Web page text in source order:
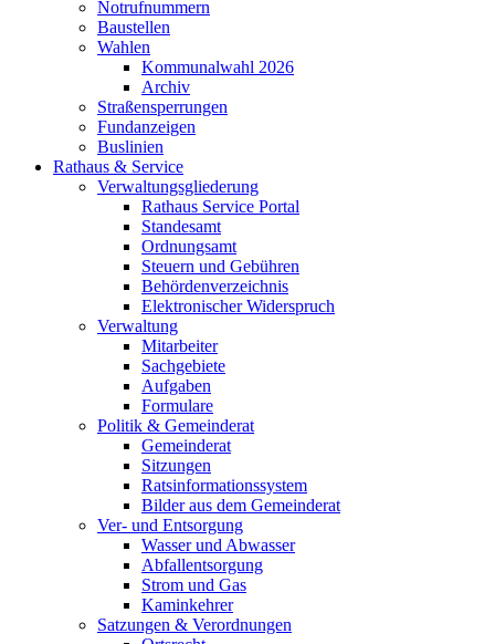
Notrufnummern
Baustellen
Wahlen
Kommunalwahl 2026
Archiv
Straßensperrungen
Fundanzeigen
Buslinien
Rathaus & Service
Verwaltungsgliederung
Rathaus Service Portal
Standesamt
Ordnungsamt
Steuern und Gebühren
Behördenverzeichnis
Elektronischer Widerspruch
Verwaltung
Mitarbeiter
Sachgebiete
Aufgaben
Formulare
Politik & Gemeinderat
Gemeinderat
Sitzungen
Ratsinformationssystem
Bilder aus dem Gemeinderat
Ver- und Entsorgung
Wasser und Abwasser
Abfallentsorgung
Strom und Gas
Kaminkehrer
Satzungen & Verordnungen